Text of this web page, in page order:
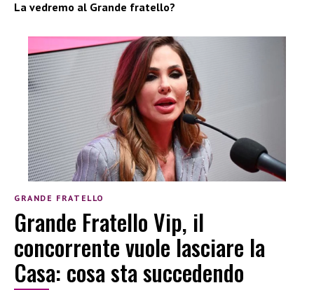
La vedremo al Grande fratello?
GRANDE FRATELLO
Grande Fratello Vip, il
concorrente vuole lasciare la
Casa: cosa sta succedendo